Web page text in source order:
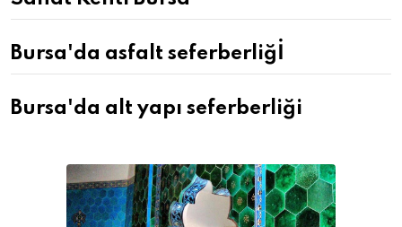
Bursa'da asfalt seferberliğİ
Bursa'da alt yapı seferberliği